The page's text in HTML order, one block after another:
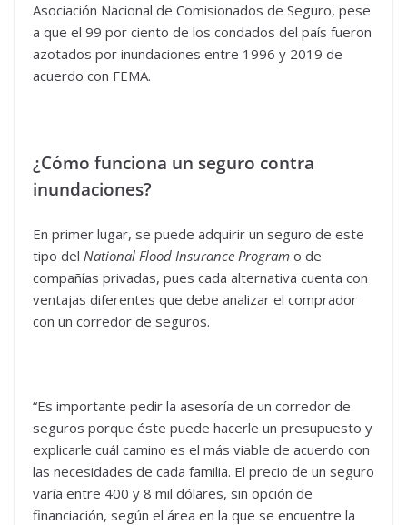
Asociación Nacional de Comisionados de Seguro, pese
a que el 99 por ciento de los condados del país fueron
azotados por inundaciones entre 1996 y 2019 de
acuerdo con FEMA.
¿Cómo funciona un seguro contra
inundaciones?
En primer lugar, se puede adquirir un seguro de este
tipo del National Flood Insurance Program o de
compañías privadas, pues cada alternativa cuenta con
ventajas diferentes que debe analizar el comprador
con un corredor de seguros.
“Es importante pedir la asesoría de un corredor de
seguros porque éste puede hacerle un presupuesto y
explicarle cuál camino es el más viable de acuerdo con
las necesidades de cada familia. El precio de un seguro
varía entre 400 y 8 mil dólares, sin opción de
financiación, según el área en la que se encuentre la